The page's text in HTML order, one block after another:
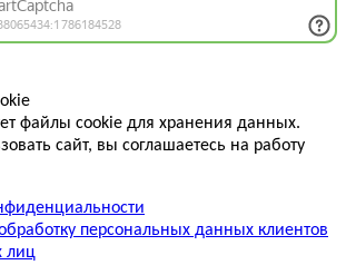
файлы cookie для хранения данных.
сайт, вы соглашаетесь на работу
персональных данных клиентов
лиц